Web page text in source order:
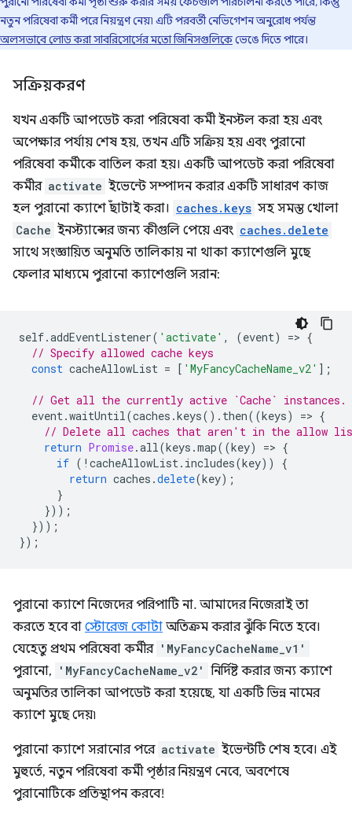
নতুন পরিষেবা কর্মী পরে নিয়ন্ত্রণ নেয়৷ এটি পরবর্তী নেভিগেশন অনুরোধ পর্যন্ত
অলসভাবে লোড করা সাবরিসোর্সের মতো জিনিসগুলিকেভেঙে দিতে পারে।
সক্রিয়করণ
যখন একটি আপডেট করা পরিষেবা কর্মী ইনস্টল করা হয় এবং
অপেক্ষার পর্যায় শেষ হয়, তখন এটি সক্রিয় হয় এবং পুরানো
পরিষেবা কর্মীকে বাতিল করা হয়। একটি আপডেট করা পরিষেবা
কর্মীর activate ইভেন্টে সম্পাদন করার একটি সাধারণ কাজ
হল পুরানো ক্যাশে ছাঁটাই করা। caches.keys সহ সমস্ত খোলা
Cache ইনস্ট্যান্সের জন্য কীগুলি পেয়ে এবং caches.delete
সাথে সংজ্ঞায়িত অনুমতি তালিকায় না থাকা ক্যাশেগুলি মুছে
ফেলার মাধ্যমে পুরানো ক্যাশেগুলি সরান:
self.addEventListener( 'activate' , (event) => {
// Specify allowed cache keys
const cacheAllowList = [ 'MyFancyCacheName_v2' ];
// Get all the currently active `Cache` instances.
event.waitUntil(caches .keys(). then((keys) => {
// Delete all caches that aren't in the allow
return Promise.all(keys .map((key) => {
if ( ! cacheAllowList. includes(key))
{
return caches .delete(key);
}
}));
}));
});
পুরানো ক্যাশে নিজেদের পরিপাটি না. আমাদের নিজেরাই তা
করতে হবে বা স্টোরেজ কোটা অতিক্রম করার ঝুঁকি নিতে হবে।
যেহেতু প্রথম পরিষেবা কর্মীর 'MyFancyCacheName_v1'
পুরানো, 'MyFancyCacheName_v2' নির্দিষ্ট করার জন্য ক্যাশে
অনুমতির তালিকা আপডেট করা হয়েছে, যা একটি ভিন্ন নামের
ক্যাশে মুছে দেয়৷
পুরানো ক্যাশে সরানোর পরে activate ইভেন্টটি শেষ হবে। এই
মুহুর্তে, নতুন পরিষেবা কর্মী পৃষ্ঠার নিয়ন্ত্রণ নেবে, অবশেষে
পুরানোটিকে প্রতিস্থাপন করবে!